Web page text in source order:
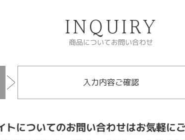
INQUIRY
商品についてお問い合わせ
入力内容ご確認
トについてのお問い合わせはお気軽に